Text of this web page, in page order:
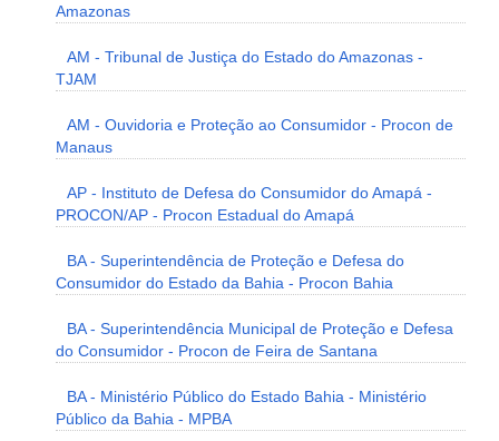
Amazonas
AM - Tribunal de Justiça do Estado do Amazonas -
TJAM
AM - Ouvidoria e Proteção ao Consumidor - Procon de
Manaus
AP - Instituto de Defesa do Consumidor do Amapá -
PROCON/AP - Procon Estadual do Amapá
BA - Superintendência de Proteção e Defesa do
Consumidor do Estado da Bahia - Procon Bahia
BA - Superintendência Municipal de Proteção e Defesa
do Consumidor - Procon de Feira de Santana
BA - Ministério Público do Estado Bahia - Ministério
Público da Bahia - MPBA